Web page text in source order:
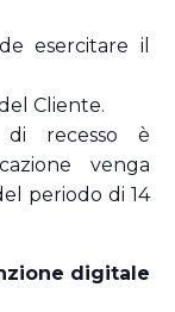
esercitare il
Cliente.
recesso è
venga
periodo di 14
digitale